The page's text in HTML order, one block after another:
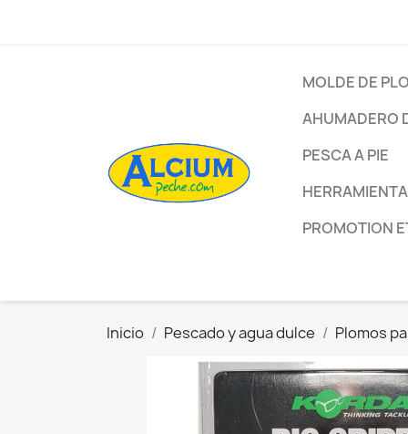
MOLDE DE
AHUMADERO
PESCA A PIE
PROMOTION
Inicio Pescado y agua dulce Plomos